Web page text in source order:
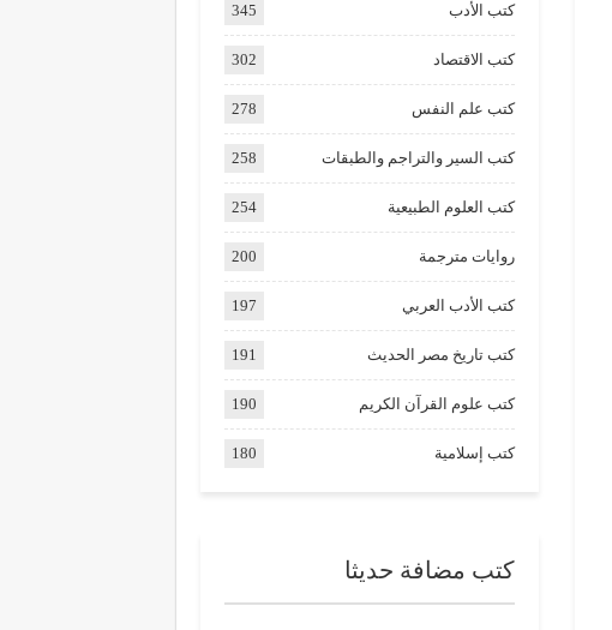
كتب الأدب 345
كتب الاقتصاد 302
كتب علم النفس 278
كتب السير والتراجم والطبقات 258
كتب العلوم الطبيعية 254
روايات مترجمة 200
كتب الأدب العربي 197
كتب تاريخ مصر الحديث 191
كتب علوم القرآن الكريم 190
كتب إسلامية 180
كتب مضافة حديثا